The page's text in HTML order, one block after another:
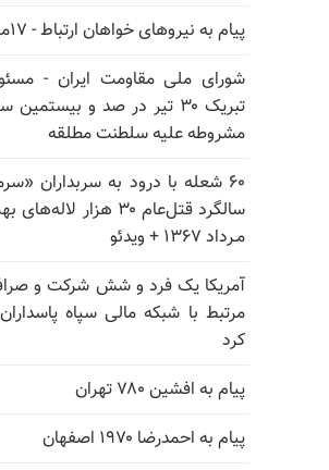
پیام به نیروهای خواهان ارتباط - ۱۷مرداد ۱۴۰۵
شورای ملی مقاومت ایران -
تبریک ۳۰ تیر در صد و
مشروطه علیه سلطنت مطلقه
۶۰ شعله با درود به سربداران
مـرداد ۱۳۶۷ + ویدئو
آمریکا یک فرد و شش شرکت و
مرتبط با شبکه مالی سپاه
کرد
پیام به افشین ۷۸۰ تهران
پیام به احمدرضا ۱۹۷۰ اصفهان